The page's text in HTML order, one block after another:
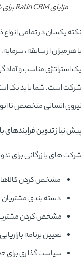
مزایای Ratin CRM برای شرکت های بازرگانی چیست؟
نکته یکسان در تمامی انواع
با هر میزان از سابقه،
یک استراتژی مناسب و
شرکت است. شما باید یک
نیروی انسانی متخصص تا
پیش نیاز تدوین فرایندهای
شرکت های بازرگانی برای
مشخص کردن
دسته بندی مشتریان
مشخص کردن مشتریان
تعیین برنامه
سیاست گذاری برای